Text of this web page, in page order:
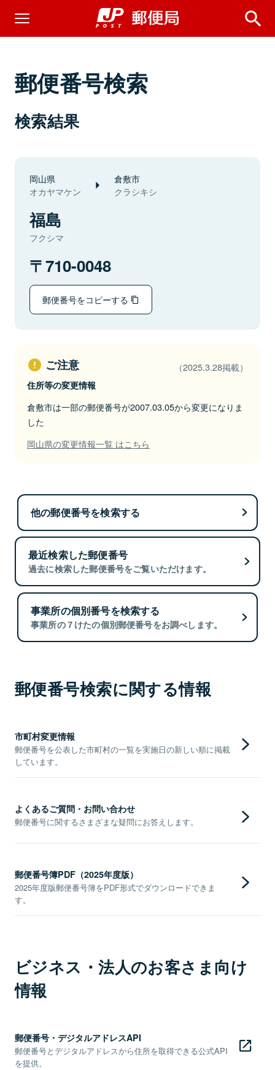
郵便番号検索
検索結果
岡山県
オカヤマケン
倉敷市
クラシキシ
福島
フクシマ
710-0048
郵便番号をコピーする
ご注意 （2025.3.28掲載）
住所等の変更情報
倉敷市は一部の郵便番号が2007.03.05から変更になりま
した
岡山県の変更情報一覧 はこちら
他の郵便番号を検索する
最近検索した郵便番号
過去に検索した郵便番号をご覧いただけます。
事業所の個別番号を検索する
事業所の７けたの個別郵便番号をお調べします。
郵便番号検索に関する情報
市町村変更情報
郵便番号を公表した市町村の一覧を実施日の新しい順に掲載
しています。
よくあるご質問・お問い合わせ
郵便番号に関するさまざまな疑問にお答えします。
郵便番号簿PDF（2025年度版）
2025年度版郵便番号簿をPDF形式でダウンロードできま
す。
ビジネス・法人のお客さま向け
情報
郵便番号・デジタルアドレスAPI
郵便番号とデジタルアドレスから住所を取得できる公式API
を提供。